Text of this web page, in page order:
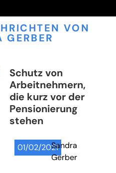
VON
GERBER
Schutz von
Arbeitnehmern,
die kurz vor der
Pensionierung
stehen
01/02/2021Sandra
Gerber